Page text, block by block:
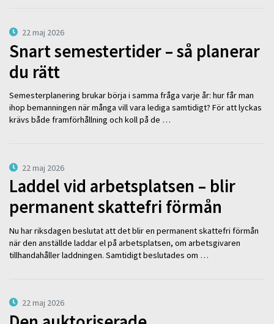
22 maj 2026
Snart semestertider – så planerar
du rätt
Semesterplanering brukar börja i samma fråga varje år: hur får man
ihop bemanningen när många vill vara lediga samtidigt? För att lyckas
krävs både framförhållning och koll på de …
22 maj 2026
Laddel vid arbetsplatsen – blir
permanent skattefri förmån
Nu har riksdagen beslutat att det blir en permanent skattefri förmån
när den anställde laddar el på arbetsplatsen, om arbetsgivaren
tillhandahåller laddningen. Samtidigt beslutades om …
22 maj 2026